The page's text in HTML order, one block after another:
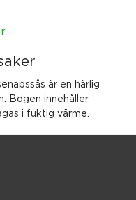
är en härlig
Bogen innehåller
i fuktig värme.